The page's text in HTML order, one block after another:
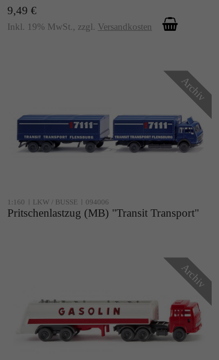
9,49 €
Inkl. 19% MwSt., zzgl. Versandkosten
Archiv
1:160 LKW / BUSSE 094006
Pritschenlastzug (MB) "Transit Transport"
Archiv